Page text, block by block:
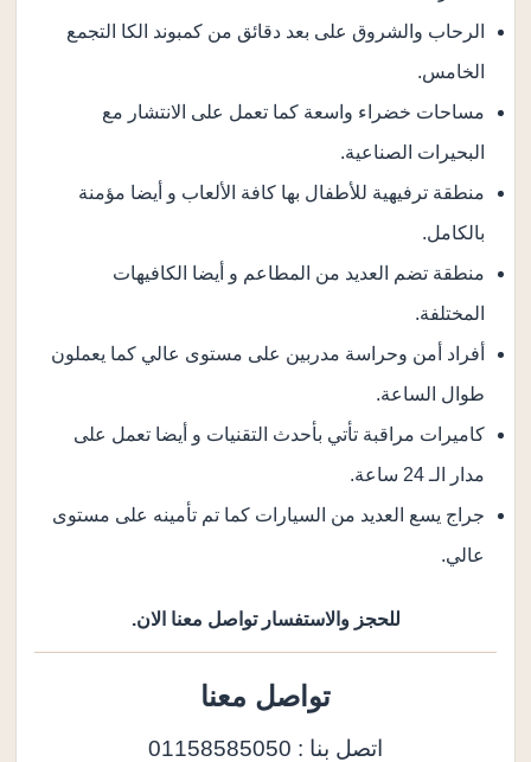
الرحاب والشروق على بعد دقائق من كمبوند الكا التجمع
الخامس.
مساحات خضراء واسعة كما تعمل على الانتشار مع
البحيرات الصناعية.
منطقة ترفيهية للأطفال بها كافة الألعاب و أيضا مؤمنة
بالكامل.
منطقة تضم العديد من المطاعم و أيضا الكافيهات
المختلفة.
أفراد أمن وحراسة مدربين على مستوى عالي كما يعملون
طوال الساعة.
كاميرات مراقبة تأتي بأحدث التقنيات و أيضا تعمل على
مدار الـ 24 ساعة.
جراج يسع العديد من السيارات كما تم تأمينه على مستوى
عالي.
للحجز والاستفسار تواصل معنا الان.
تواصل معنا
اتصل بنا : 01158585050